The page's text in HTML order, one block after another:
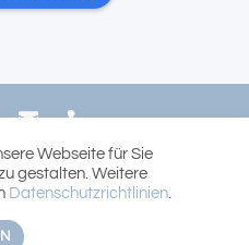
Reichhart
Webseite für Sie
gestalten. Weitere
Datenschutzrichtlinien.